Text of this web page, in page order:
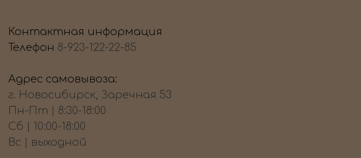
Контактная информация
Телефон 8-923-122-22-85
Адрес самовывоза:
г. Новосибирск, Заречная 53
Пн-Пт | 8:30-18:00
Сб | 10:00-18:00
Вс | выходной